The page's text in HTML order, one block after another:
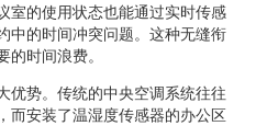
室的使用状态也能通过实时传感
中的时间冲突问题。这种无缝衔
的时间浪费。
优势。传统的中央空调系统往往
而安装了温湿度传感器的办公区